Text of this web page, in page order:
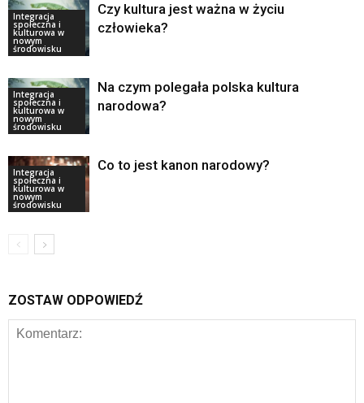
Integracja
społeczna i
kulturowa w
nowym
środowisku
Czy kultura jest ważna w życiu
człowieka?
Integracja
społeczna i
kulturowa w
nowym
środowisku
Na czym polegała polska kultura
narodowa?
Integracja
społeczna i
kulturowa w
nowym
środowisku
Co to jest kanon narodowy?
ZOSTAW ODPOWIEDŹ